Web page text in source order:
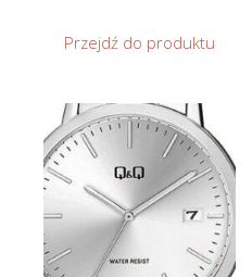
Przejdź do produktu